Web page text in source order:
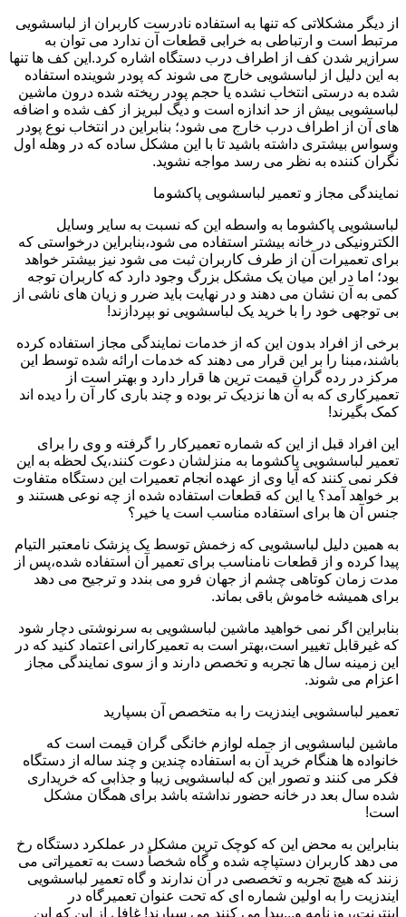
از دیگر مشکلاتی که تنها به استفاده نادرست کاربران از لباسشویی
مرتبط است و ارتباطی به خرابی قطعات آن ندارد می توان به
سرازیر شدن کف از اطراف درب دستگاه اشاره کرد.این کف ها تنها
به این دلیل از لباسشویی خارج می شوند که پودر شوینده استفاده
شده به درستی انتخاب نشده یا حجم پودر ریخته شده درون ماشین
لباسشویی بیش از حد اندازه است و دیگ لبریز از کف شده و اضافه
های آن از اطراف درب خارج می شود؛ بنابراین در انتخاب نوع پودر
وسواس بیشتری داشته باشید تا با این مشکل ساده که در وهله اول
نگران کننده به نظر می رسد مواجه نشوید.
نمایندگی مجاز و تعمیر لباسشویی پاکشوما
لباسشویی پاکشوما به واسطه این که نسبت به سایر وسایل
الکترونیکی در خانه بیشتر استفاده می شود،بنابراین درخواستی که
برای تعمیرات آن از طرف کاربران ثبت می شود نیز بیشتر خواهد
بود؛ اما در این میان یک مشکل بزرگ وجود دارد که کاربران توجه
کمی به آن نشان می دهند و در نهایت باید ضرر و زیان های ناشی از
بی توجهی خود را با خرید یک لباسشویی نو بپردازند!
برخی از افراد بدون این که از خدمات نمایندگی مجاز استفاده کرده
باشند،مبنا را بر این قرار می دهند که خدمات ارائه شده توسط این
مرکز در رده گران قیمت ترین ها قرار دارد و بهتر است از
تعمیرکاری که به آن ها نزدیک تر بوده و چند باری کار آن را دیده اند
کمک بگیرند!
این افراد قبل از این که شماره تعمیرکار را گرفته و وی را برای
تعمیر لباسشویی پاکشوما به منزلشان دعوت کنند،یک لحظه به این
فکر نمی کنند که آیا وی از عهده انجام تعمیرات این دستگاه متفاوت
بر خواهد آمد؟ یا این که قطعات استفاده شده از چه نوعی هستند و
جنس آن ها برای استفاده مناسب است یا خیر؟
به همین دلیل لباسشویی که زخمش توسط یک پزشک نامعتبر التیام
پیدا کرده و از قطعات نامناسب برای تعمیر آن استفاده شده،پس از
مدت زمان کوتاهی چشم از جهان فرو می بندد و ترجیح می دهد
برای همیشه خاموش باقی بماند.
بنابراین اگر نمی خواهید ماشین لباسشویی به سرنوشتی دچار شود
که غیرقابل تغییر است،بهتر است به تعمیرکارانی اعتماد کنید که در
این زمینه سال ها تجربه و تخصص دارند و از سوی نمایندگی مجاز
اعزام می شوند.
تعمیر لباسشویی ایندزیت را به متخصص آن بسپارید
ماشین لباسشویی از جمله لوازم خانگی گران قیمت است که
خانواده ها هنگام خرید آن به استفاده چندین و چند ساله از دستگاه
فکر می کنند و تصور این که لباسشویی زیبا و جذابی که خریداری
شده سال بعد در خانه حضور نداشته باشد برای همگان مشکل
است!
بنابراین به محض این که کوچک ترین مشکل در عملکرد دستگاه رخ
می دهد کاربران دستپاچه شده و گاه شخصاً دست به تعمیراتی می
زنند که هیچ تجربه و تخصصی در آن ندارند و گاه تعمیر لباسشویی
ایندزیت را به اولین شماره ای که تحت عنوان تعمیرگاه در
اینترنت،روزنامه و...پیدا می کنند می سپارند! غافل از این که این